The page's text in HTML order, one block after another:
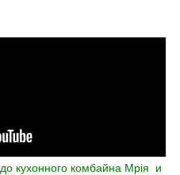
до кухонного комбайна Мрія и